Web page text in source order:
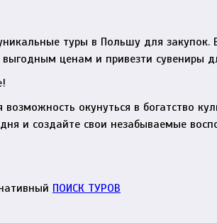
туры в Польшу для закупок.
ценам и привезти сувениры
окунуться в богатство
и создайте свои незабываемые
ПОИСК ТУРОВ